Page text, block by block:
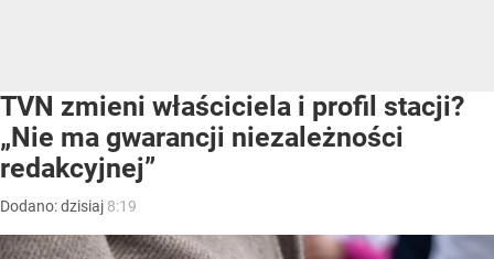
TVN zmieni właściciela i profil stacji?
„Nie ma gwarancji niezależności
redakcyjnej”
Dodano:dzisiaj 8:19